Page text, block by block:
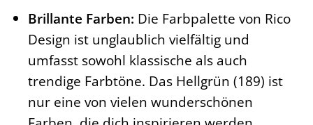
Brillante Farben: Die Farbpalette von Rico
Design ist unglaublich vielfältig und
umfasst sowohl klassische als auch
trendige Farbtöne. Das Hellgrün (189) ist
nur eine von vielen wunderschönen